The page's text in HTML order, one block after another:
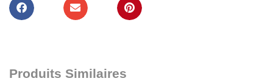
Produits Similaires